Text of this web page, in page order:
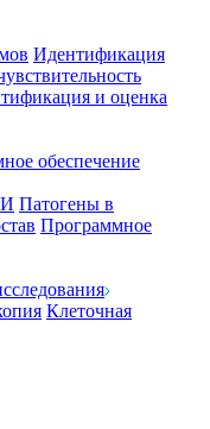
Идентификация
и оценка
обеспечение
Патогены в
Программное
Клеточная